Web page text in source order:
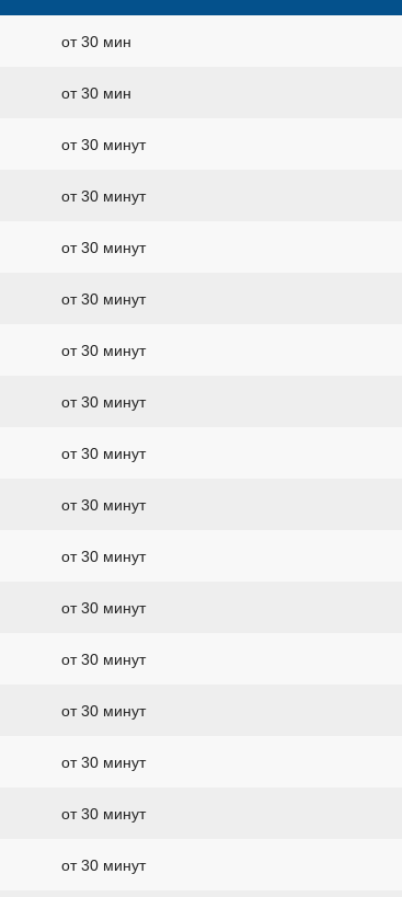
от 30 мин
от 30 мин
от 30 минут
от 30 минут
от 30 минут
от 30 минут
от 30 минут
от 30 минут
от 30 минут
от 30 минут
от 30 минут
от 30 минут
от 30 минут
от 30 минут
от 30 минут
от 30 минут
от 30 минут